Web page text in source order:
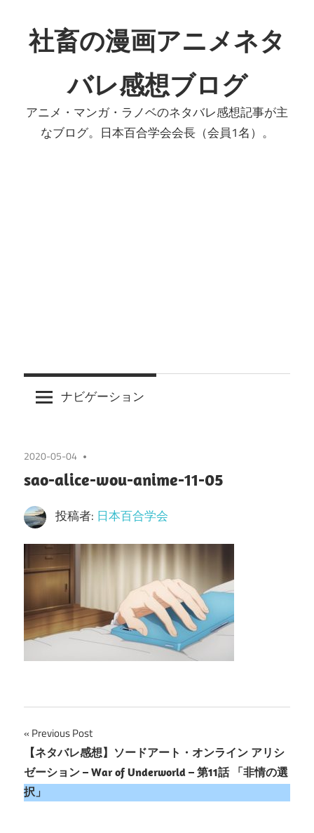
ン
テ
へ
社畜の漫画アニメネタ
バレ感想ブログ
アニメ・マンガ・ラノベのネタバレ感想記事が主
なブログ。日本百合学会会長（会員1名）。
ナビゲーション
2020-05-04
sao-alice-wou-anime-11-05
投稿者: 日本百合学会
投
稿
ナ
Previous Post
【ネタバレ感想】ソードアート・オンライン アリシ
ゼーション – War of Underworld – 第11話 「非情の選
択」